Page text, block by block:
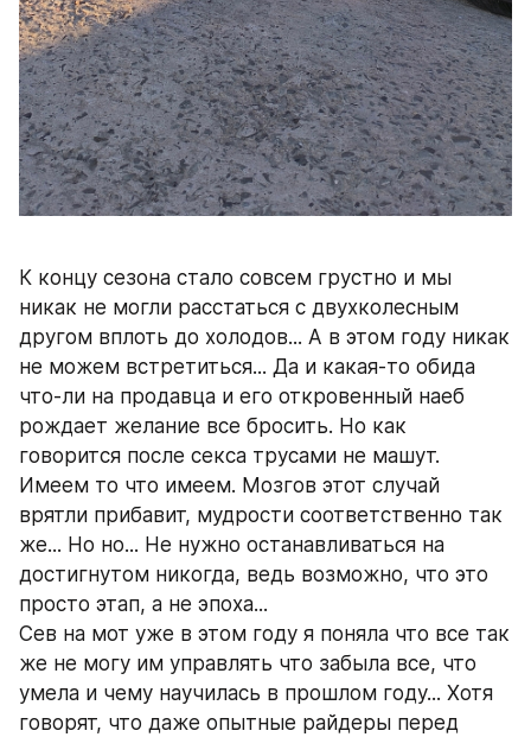
К концу сезона стало совсем грустно и мы
никак не могли расстаться с двухколесным
другом вплоть до холодов... А в этом году никак
не можем встретиться... Да и какая-то обида
что-ли на продавца и его откровенный наеб
рождает желание все бросить. Но как
говорится после секса трусами не машут.
Имеем то что имеем. Мозгов этот случай
врятли прибавит, мудрости соответственно так
же... Но но... Не нужно останавливаться на
достигнутом никогда, ведь возможно, что это
просто этап, а не эпоха...
Сев на мот уже в этом году я поняла что все так
же не могу им управлять что забыла все, что
умела и чему научилась в прошлом году... Хотя
говорят, что даже опытные райдеры перед